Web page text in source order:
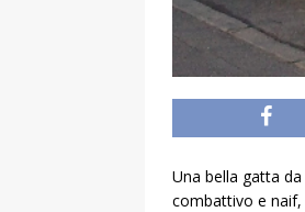
Una bella gatta
combattivo e